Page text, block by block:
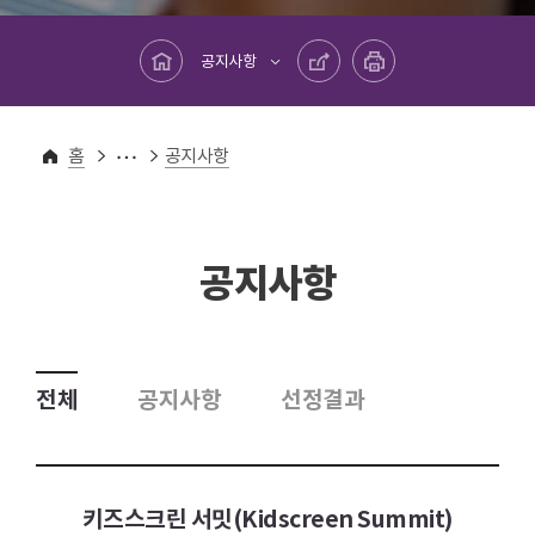
메인페이지로 바로가기
공지사항
공유하기 프린트하기
홈
알림마당 공지사항
공지사항
전체 공지사항 선정결과
키즈스크린 서밋(Kidscreen Summit)